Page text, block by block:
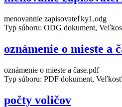
menovannie zapisovateľky1.odg
Typ súboru: ODG dokument,
oznámenie o mieste a
oznámenie o mieste a čase.pdf
Typ súboru: PDF dokument,
počty voličov